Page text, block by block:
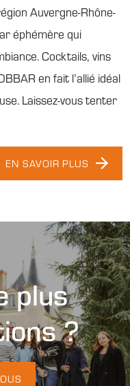
Auvergne-Rhône-
éphémère qui
Cocktails, vins
en fait l’allié idéal
Laissez-vous tenter
EN SAVOIR PLUS
plus
?